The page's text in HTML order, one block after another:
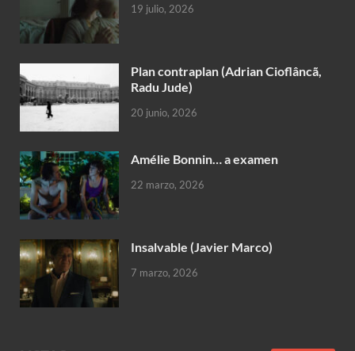
19 julio, 2026
Plan contraplan (Adrian Cioflâncã,
Radu Jude)
20 junio, 2026
Amélie Bonnin… a examen
22 marzo, 2026
Insalvable (Javier Marco)
7 marzo, 2026